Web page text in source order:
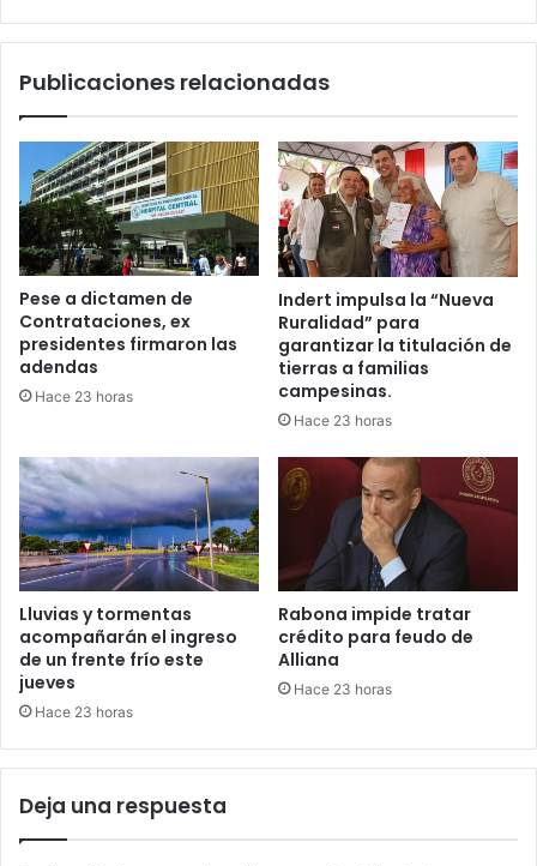
Publicaciones relacionadas
Pese a dictamen de
Contrataciones, ex
presidentes firmaron las
adendas
Hace 23 horas
Indert impulsa la “Nueva
Ruralidad” para
garantizar la titulación de
tierras a familias
campesinas.
Hace 23 horas
Lluvias y tormentas
acompañarán el ingreso
de un frente frío este
jueves
Hace 23 horas
Rabona impide tratar
crédito para feudo de
Alliana
Hace 23 horas
Deja una respuesta